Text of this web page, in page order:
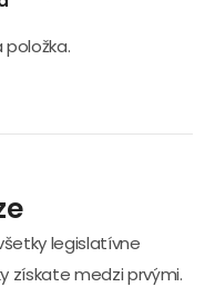
legislatívne
získate medzi prvými.